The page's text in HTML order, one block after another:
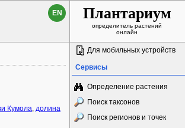
EN Плантариум
определитель растений
онлайн
Кумола, долина
Для мобильных устройств
Сервисы
Определение растения
Поиск таксонов
Поиск регионов и точек